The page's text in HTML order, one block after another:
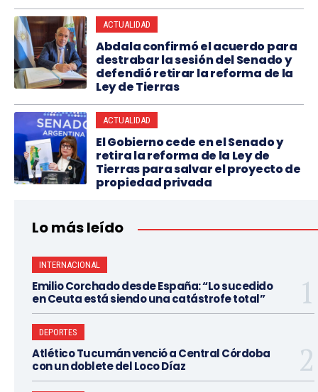
ACTUALIDAD
Abdala confirmó el acuerdo para
destrabar la sesión del Senado y
defendió retirar la reforma de la
Ley de Tierras
ACTUALIDAD
El Gobierno cede en el Senado y
retira la reforma de la Ley de
Tierras para salvar el proyecto de
propiedad privada
Lo más leído
INTERNACIONAL
Emilio Corchado desde España: “Lo sucedido
en Ceuta está siendo una catástrofe total”
DEPORTES
Atlético Tucumán venció a Central Córdoba
con un doblete del Loco Díaz